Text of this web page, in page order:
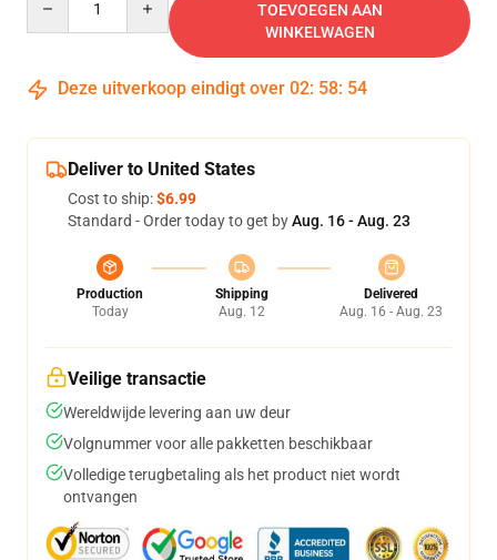
TOEVOEGEN AAN
WINKELWAGEN
Deze uitverkoop eindigt over 02: 58: 54
Deliver to United States
Cost to ship:$6.99
Standard - Order today to get byAug. 16 - Aug. 23
Production
Today
Shipping
Aug. 12
Delivered
Aug. 16 - Aug. 23
Veilige transactie
Wereldwijde levering aan uw deur
Volgnummer voor alle pakketten beschikbaar
Volledige terugbetaling als het product niet wordt
ontvangen